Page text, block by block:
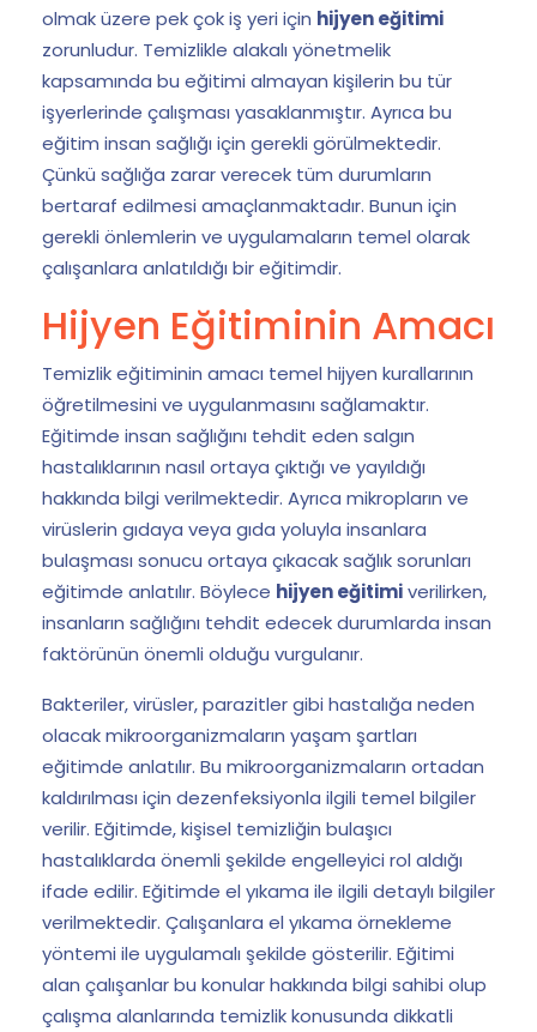
olmak üzere pek çok iş yeri için hijyen eğitimi
zorunludur. Temizlikle alakalı yönetmelik
kapsamında bu eğitimi almayan kişilerin bu tür
işyerlerinde çalışması yasaklanmıştır. Ayrıca bu
eğitim insan sağlığı için gerekli görülmektedir.
Çünkü sağlığa zarar verecek tüm durumların
bertaraf edilmesi amaçlanmaktadır. Bunun için
gerekli önlemlerin ve uygulamaların temel olarak
çalışanlara anlatıldığı bir eğitimdir.
Hijyen Eğitiminin Amacı
Temizlik eğitiminin amacı temel hijyen kurallarının
öğretilmesini ve uygulanmasını sağlamaktır.
Eğitimde insan sağlığını tehdit eden salgın
hastalıklarının nasıl ortaya çıktığı ve yayıldığı
hakkında bilgi verilmektedir. Ayrıca mikropların ve
virüslerin gıdaya veya gıda yoluyla insanlara
bulaşması sonucu ortaya çıkacak sağlık sorunları
eğitimde anlatılır. Böylece hijyen eğitimiverilirken,
insanların sağlığını tehdit edecek durumlarda insan
faktörünün önemli olduğu vurgulanır.
Bakteriler, virüsler, parazitler gibi hastalığa neden
olacak mikroorganizmaların yaşam şartları
eğitimde anlatılır. Bu mikroorganizmaların ortadan
kaldırılması için dezenfeksiyonla ilgili temel bilgiler
verilir. Eğitimde, kişisel temizliğin bulaşıcı
hastalıklarda önemli şekilde engelleyici rol aldığı
ifade edilir. Eğitimde el yıkama ile ilgili detaylı bilgiler
verilmektedir. Çalışanlara el yıkama örnekleme
yöntemi ile uygulamalı şekilde gösterilir. Eğitimi
alan çalışanlar bu konular hakkında bilgi sahibi olup
çalışma alanlarında temizlik konusunda dikkatli